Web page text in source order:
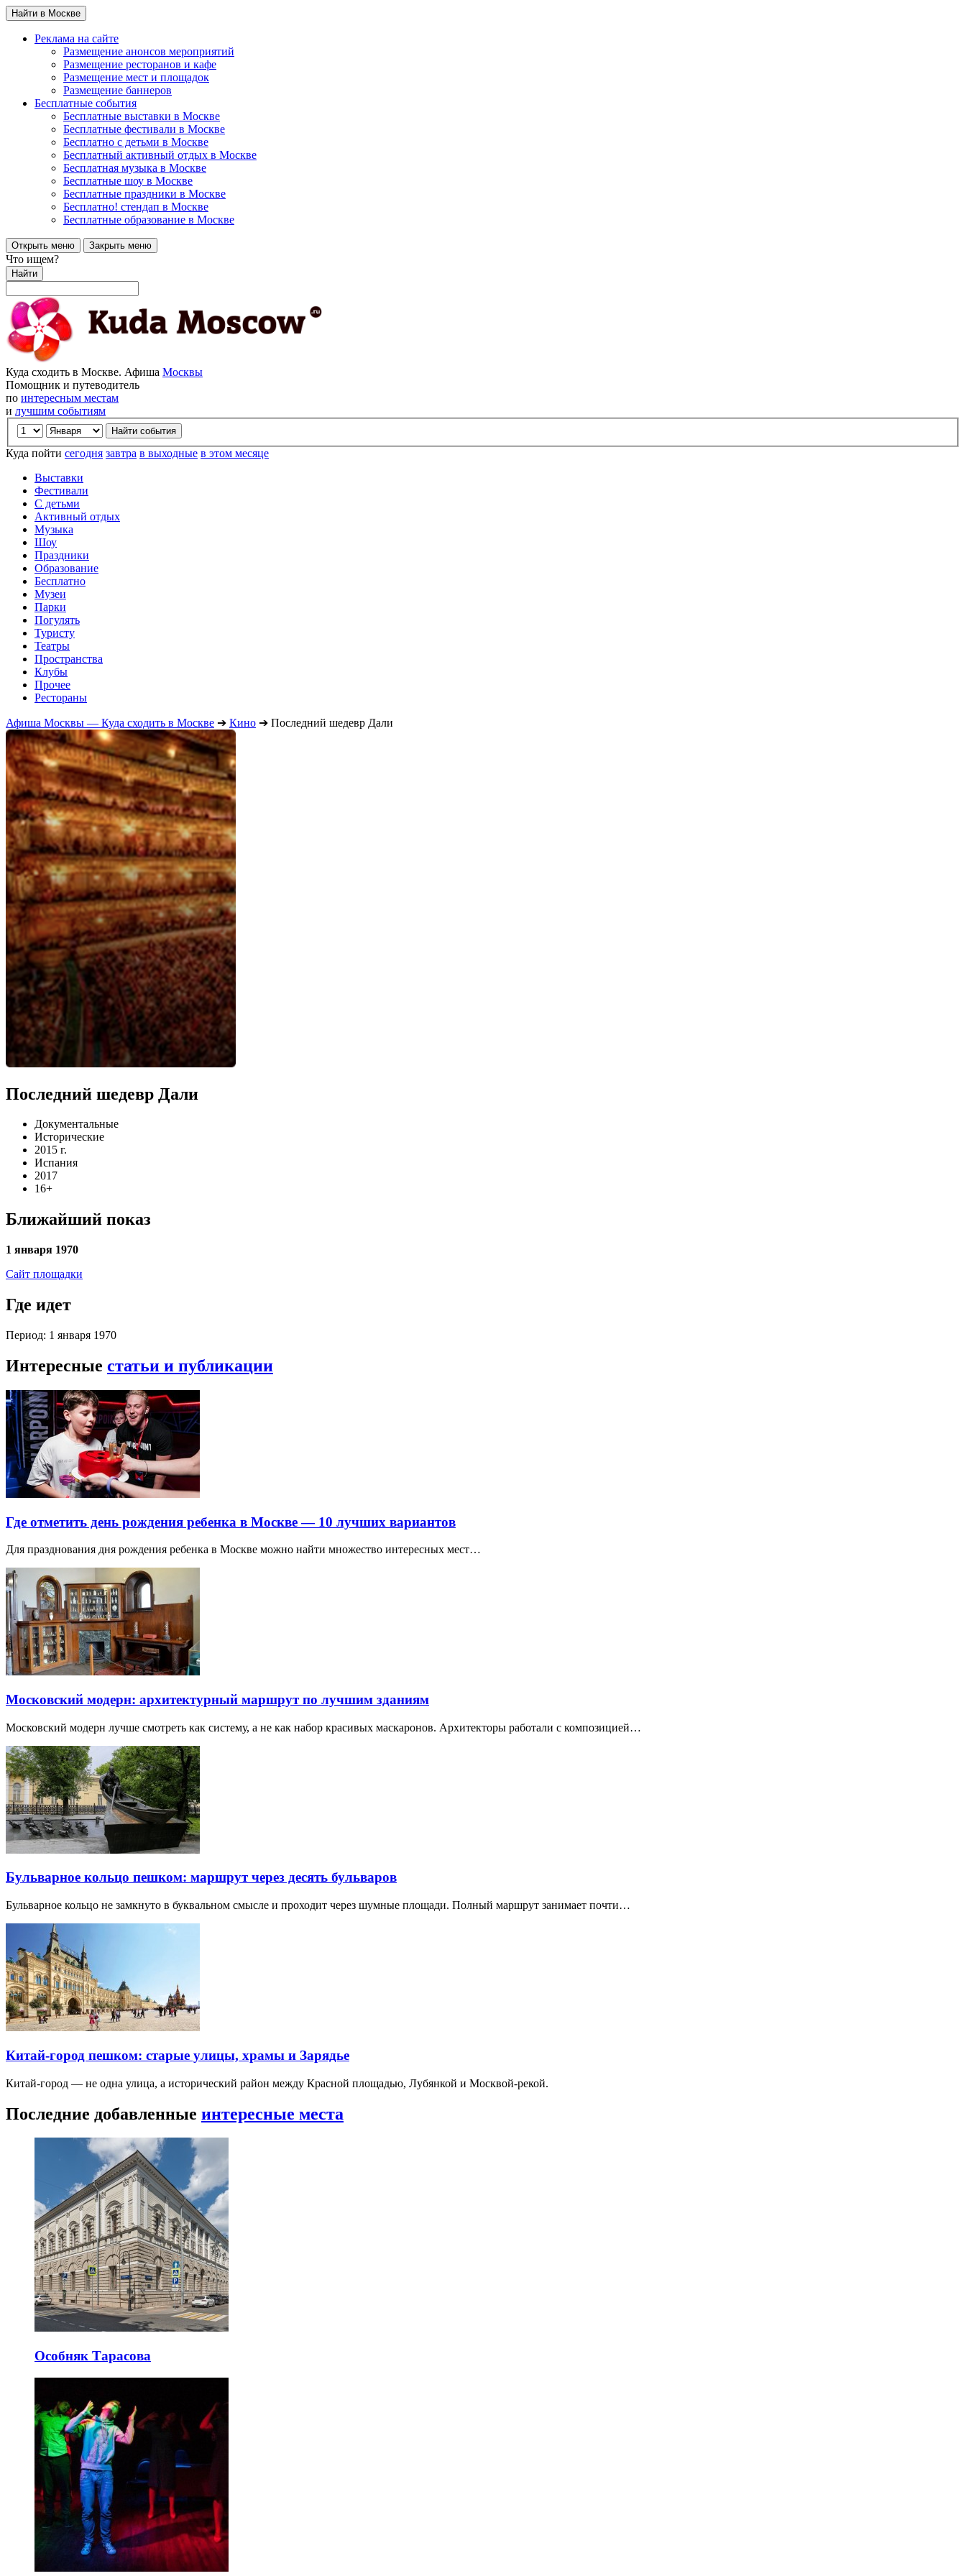
Найти в Москве
Реклама на сайте
Размещение анонсов мероприятий
Размещение ресторанов и кафе
Размещение мест и площадок
Размещение баннеров
Бесплатные события
Бесплатные выставки в Москве
Бесплатные фестивали в Москве
Бесплатно с детьми в Москве
Бесплатный активный отдых в Москве
Бесплатная музыка в Москве
Бесплатные шоу в Москве
Бесплатные праздники в Москве
Бесплатно! стендап в Москве
Бесплатные образование в Москве
Открыть меню Закрыть меню
Что ищем?
Найти
Куда сходить в Москве. Афиша Москвы
Помощник и путеводитель
по интересным местам
и лучшим событиям
Куда пойти сегодня завтра в выходные в этом месяце
Выставки
Фестивали
С детьми
Активный отдых
Музыка
Шоу
Праздники
Образование
Бесплатно
Музеи
Парки
Погулять
Туристу
Театры
Пространства
Клубы
Прочее
Рестораны
Афиша Москвы — Куда сходить в Москве ➔ Кино ➔ Последний шедевр Дали
Последний шедевр Дали
Документальные
Исторические
2015 г.
Испания
2017
16+
Ближайший показ
1 января 1970
Сайт площадки
Где идет
Период: 1 января 1970
Интересные статьи и публикации
Где отметить день рождения ребенка в Москве — 10 лучших вариантов
Для празднования дня рождения ребенка в Москве можно найти множество интересных мест…
Московский модерн: архитектурный маршрут по лучшим зданиям
Московский модерн лучше смотреть как систему, а не как набор красивых маскаронов. Архитекторы работали с композицией…
Бульварное кольцо пешком: маршрут через десять бульваров
Бульварное кольцо не замкнуто в буквальном смысле и проходит через шумные площади. Полный маршрут занимает почти…
Китай-город пешком: старые улицы, храмы и Зарядье
Китай-город — не одна улица, а исторический район между Красной площадью, Лубянкой и Москвой-рекой.
Последние добавленные интересные места
Особняк Тарасова